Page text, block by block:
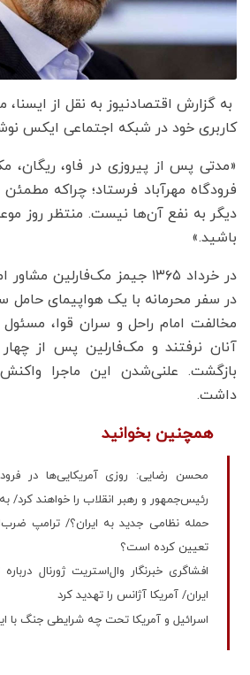
به گزارش اقتصادنیوز به نقل از
کاربری خود در شبکه اجتماعی ایکس
«مدتی پس از پیروزی در فاو، ریگان،
فرودگاه مهرآباد فرستاد؛ چراکه
دیگر به نفع ‌آن‌ها نیست. منتظر روز
باشید.»
در خرداد ۱۳۶۵ جیمز مک‌فارلین
در سفر محرمانه با یک هواپیمای حامل
مخالفت امام راحل و سران قوا، مسئول
آنان نرفتند و مک‌فارلین پس از چهار
بازگشت. علنی‌شدن این ماجرا
داشت.
همچنین بخوانید
محسن رضایی: روزی آمریکایی‌ها در
رئیس‌جمهور و رهبر انقلاب را خواهند کرد/
تعیین کرده است؟
افشاگری خبرنگار وال‌استریت ژورنال
ایران/ آمریکا آژانس را تهدید کرد
اسرائیل و آمریکا تحت چه شرایطی جنگ با